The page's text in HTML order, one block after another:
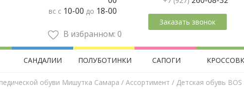
вс с 10-00 до 18-00
В избранном: 0
Заказать звонок
САНДАЛИИ ПОЛУБОТИНКИ САПОГИ
обуви Мишутка Самара / Aссортимент / Детская обувь BOS